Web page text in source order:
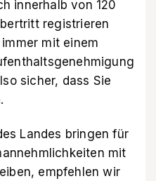
innerhalb von 120
registrieren
mit einem
sicher, dass Sie
Landes bringen für
mit
empfehlen wir